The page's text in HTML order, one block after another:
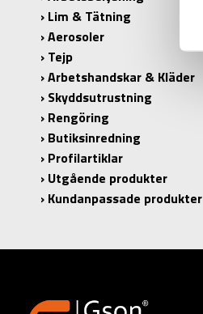
Lim & Tätning
Aerosoler
Tejp
Arbetshandskar & Kläder
Skyddsutrustning
Rengöring
Butiksinredning
Profilartiklar
Utgående produkter
Kundanpassade produkter